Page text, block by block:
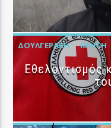
ΔΟΥΛΓΕΡΆΚΗ ΚΡΉΤΗ
Εθελοντισμός